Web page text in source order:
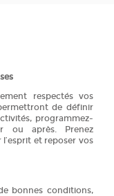
respectés vos
de définir
programmez-
ou après. Prenez
et reposer vos
bonnes conditions,